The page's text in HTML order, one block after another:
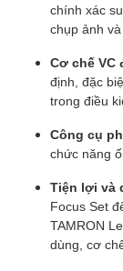
chính xác
chụp ảnh
Cơ chế VC
định, đặc
trong điều
Công cụ
chức năng
Tiện lợi và
Focus Set
TAMRON
dùng, cơ